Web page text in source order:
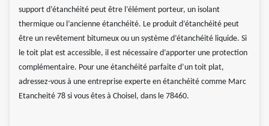
support d’étanchéité peut être l’élément porteur, un isolant
thermique ou l’ancienne étanchéité. Le produit d’étanchéité peut
être un revêtement bitumeux ou un système d’étanchéité liquide. Si
le toit plat est accessible, il est nécessaire d’apporter une protection
complémentaire. Pour une étanchéité parfaite d’un toit plat,
adressez-vous à une entreprise experte en étanchéité comme Marc
Etancheité 78 si vous êtes à Choisel, dans le 78460.